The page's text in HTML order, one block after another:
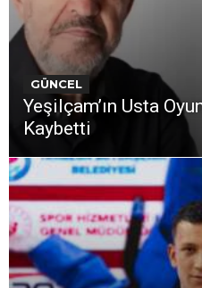
GÜNCEL
Yeşilçam’ın Usta
Kaybetti